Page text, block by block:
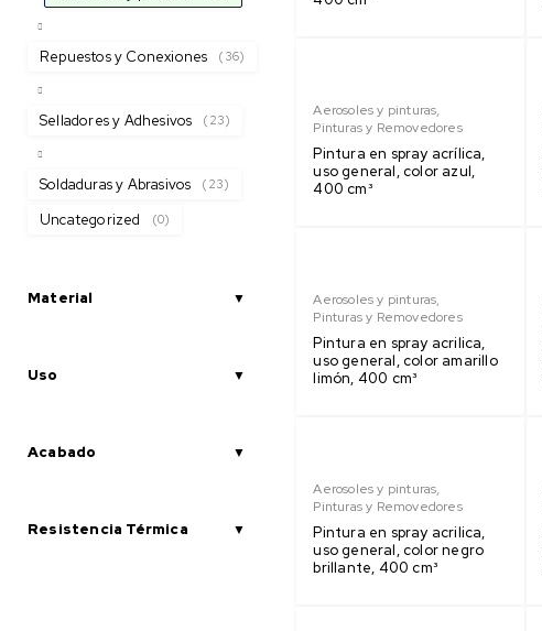
Repuestos y Conexiones (36)
Selladores y Adhesivos (23)
Soldaduras y Abrasivos (23)
Uncategorized (0)
Material
Uso
Acabado
Resistencia Térmica
Aerosoles y pinturas,
Pinturas y Removedores
Pintura en spray acrílica,
uso general, color azul,
400 cm³
Aerosoles y pinturas,
Pinturas y Removedores
Pintura en spray acrilica,
uso general, color amarillo
limón, 400 cm³
Aerosoles y pinturas,
Pinturas y Removedores
Pintura en spray acrilica,
uso general, color negro
brillante, 400 cm³